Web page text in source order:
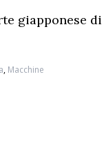
giapponese
, Macchine